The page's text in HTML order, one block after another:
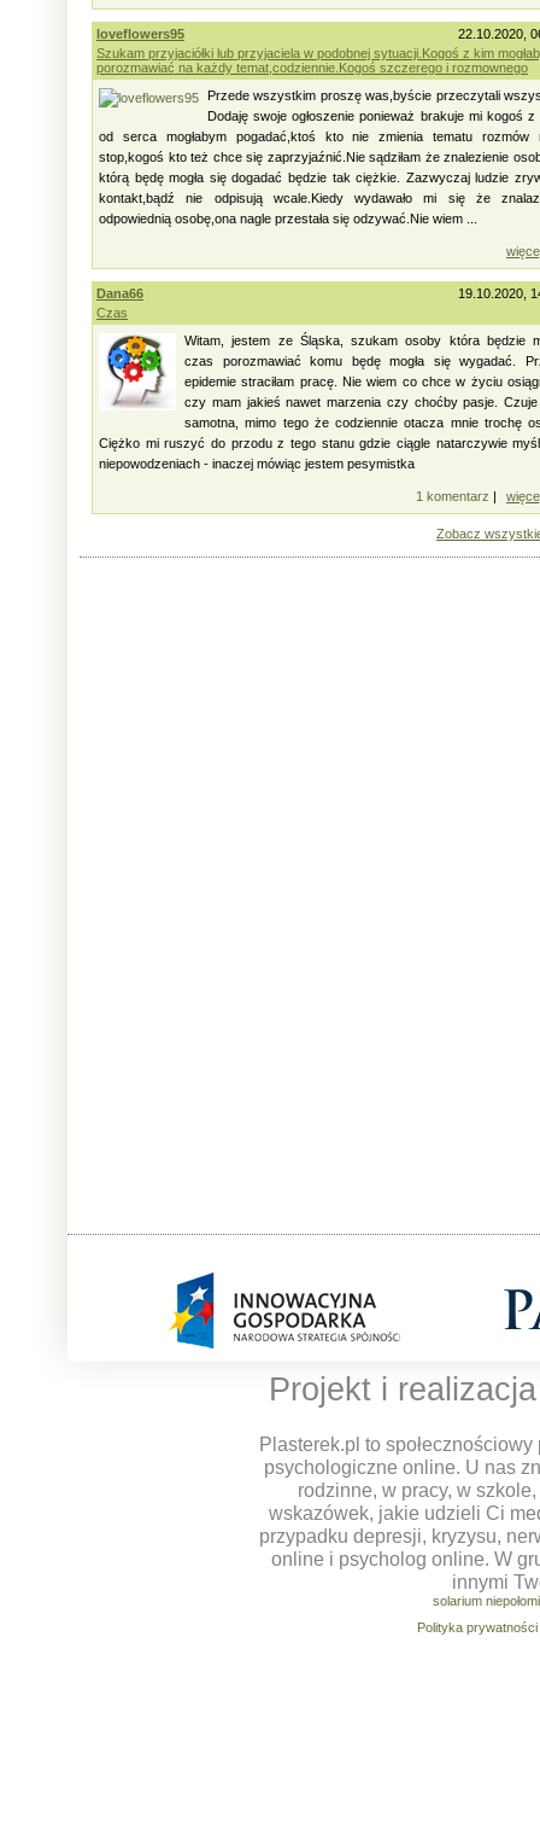
loveflowers95
22.10.2020,
Szukam przyjaciółki lub przyjaciela w podobnej sytuacji.Kogoś z kim
porozmawiać na każdy temat,codziennie.Kogoś szczerego i rozmownego
Przede wszystkim proszę was,byście przeczytali
Dodaję swoje ogłoszenie ponieważ brakuje mi kogoś z
od serca mogłabym pogadać,ktoś kto nie zmienia tematu rozmów
stop,kogoś kto też chce się zaprzyjaźnić.Nie sądziłam że znalezienie
którą będę mogła się dogadać będzie tak ciężkie. Zazwyczaj ludzie
kontakt,bądź nie odpisują wcale.Kiedy wydawało mi się że
odpowiednią osobę,ona nagle przestała się odzywać.Nie wiem ...
Dana66
19.10.2020,
Czas
Witam, jestem ze Śląska, szukam osoby która będzie
czas porozmawiać komu będę mogła się wygadać.
epidemie straciłam pracę. Nie wiem co chce w życiu
czy mam jakieś nawet marzenia czy choćby pasje.
samotna, mimo tego że codziennie otacza mnie trochę
Ciężko mi ruszyć do przodu z tego stanu gdzie ciągle natarczywie
niepowodzeniach - inaczej mówiąc jestem pesymistka
1 komentarz |
Zobacz
Projekt i
Plasterek.pl to
psychologiczne online. U nas
rodzinne, w pracy, w
wskazówek, jakie udzieli Ci
przypadku depresji, kryzysu,
online i psycholog online. W
innymi
solarium
Polityka prywatności